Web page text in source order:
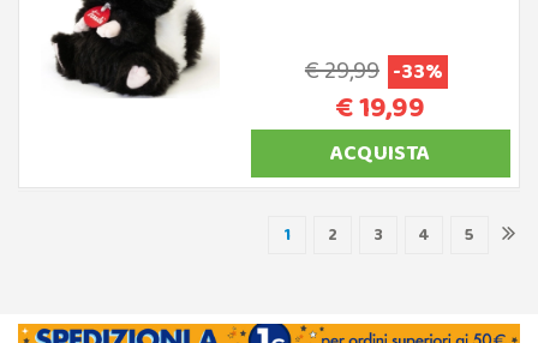
€ 29,99 -33%
€ 19,99
ACQUISTA
1 2 3 4 5